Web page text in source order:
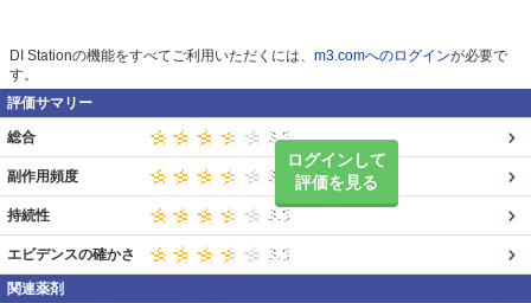
DI Stationの機能をすべてご利用いただくには、 m3.comへのログインが必要で
す。
評価サマリー
ログインして
評価を見る
総合
副作用頻度
持続性
エビデンスの確かさ
関連薬剤